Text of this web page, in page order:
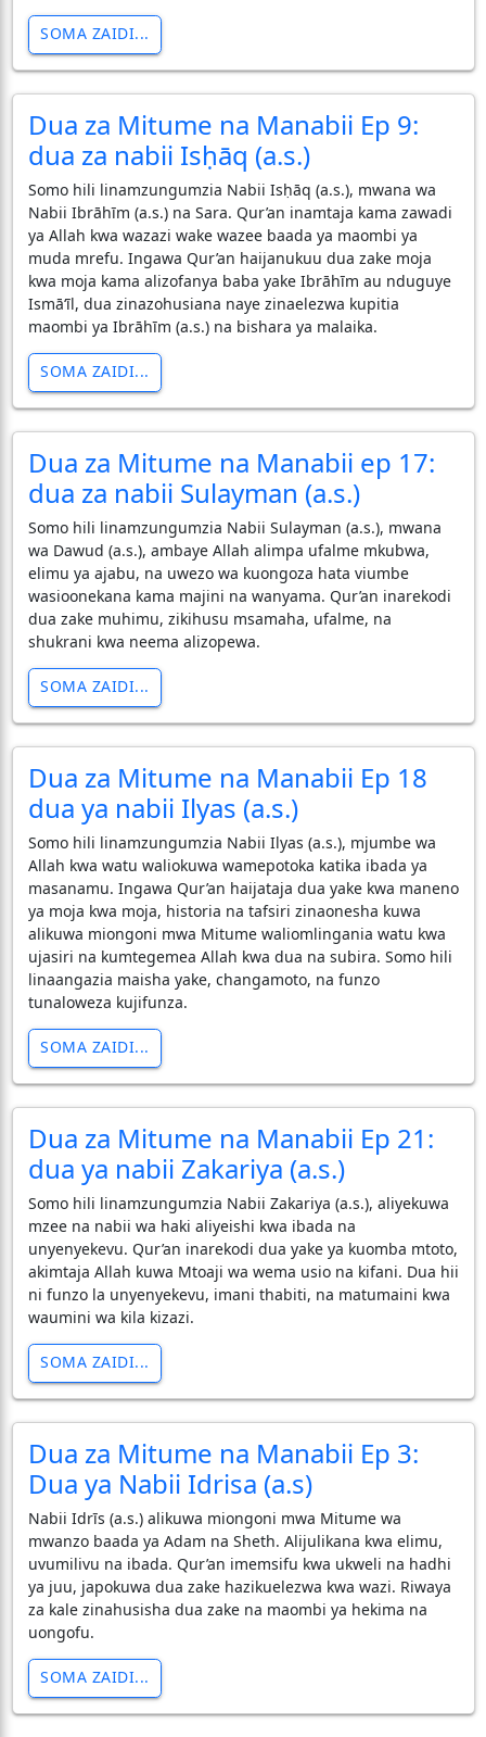
SOMA ZAIDI...
Dua za Mitume na Manabii Ep 9:
dua za nabii Isḥāq (a.s.)
Somo hili linamzungumzia Nabii Isḥāq (a.s.), mwana wa
Nabii Ibrāhīm (a.s.) na Sara. Qur’an inamtaja kama zawadi
ya Allah kwa wazazi wake wazee baada ya maombi ya
muda mrefu. Ingawa Qur’an haijanukuu dua zake moja
kwa moja kama alizofanya baba yake Ibrāhīm au nduguye
Ismā‘īl, dua zinazohusiana naye zinaelezwa kupitia
maombi ya Ibrāhīm (a.s.) na bishara ya malaika.
SOMA ZAIDI...
Dua za Mitume na Manabii ep 17:
dua za nabii Sulayman (a.s.)
Somo hili linamzungumzia Nabii Sulayman (a.s.), mwana
wa Dawud (a.s.), ambaye Allah alimpa ufalme mkubwa,
elimu ya ajabu, na uwezo wa kuongoza hata viumbe
wasioonekana kama majini na wanyama. Qur’an inarekodi
dua zake muhimu, zikihusu msamaha, ufalme, na
shukrani kwa neema alizopewa.
SOMA ZAIDI...
Dua za Mitume na Manabii Ep 18
dua ya nabii Ilyas (a.s.)
Somo hili linamzungumzia Nabii Ilyas (a.s.), mjumbe wa
Allah kwa watu waliokuwa wamepotoka katika ibada ya
masanamu. Ingawa Qur’an haijataja dua yake kwa maneno
ya moja kwa moja, historia na tafsiri zinaonesha kuwa
alikuwa miongoni mwa Mitume waliomlingania watu kwa
ujasiri na kumtegemea Allah kwa dua na subira. Somo hili
linaangazia maisha yake, changamoto, na funzo
tunaloweza kujifunza.
SOMA ZAIDI...
Dua za Mitume na Manabii Ep 21:
dua ya nabii Zakariya (a.s.)
Somo hili linamzungumzia Nabii Zakariya (a.s.), aliyekuwa
mzee na nabii wa haki aliyeishi kwa ibada na
unyenyekevu. Qur’an inarekodi dua yake ya kuomba mtoto,
akimtaja Allah kuwa Mtoaji wa wema usio na kifani. Dua hii
ni funzo la unyenyekevu, imani thabiti, na matumaini kwa
waumini wa kila kizazi.
SOMA ZAIDI...
Dua za Mitume na Manabii Ep 3:
Dua ya Nabii Idrisa (a.s)
Nabii Idrīs (a.s.) alikuwa miongoni mwa Mitume wa
mwanzo baada ya Adam na Sheth. Alijulikana kwa elimu,
uvumilivu na ibada. Qur’an imemsifu kwa ukweli na hadhi
ya juu, japokuwa dua zake hazikuelezwa kwa wazi. Riwaya
za kale zinahusisha dua zake na maombi ya hekima na
uongofu.
SOMA ZAIDI...